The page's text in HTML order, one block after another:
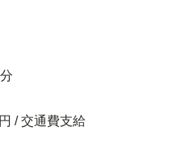
/ 交通費支給